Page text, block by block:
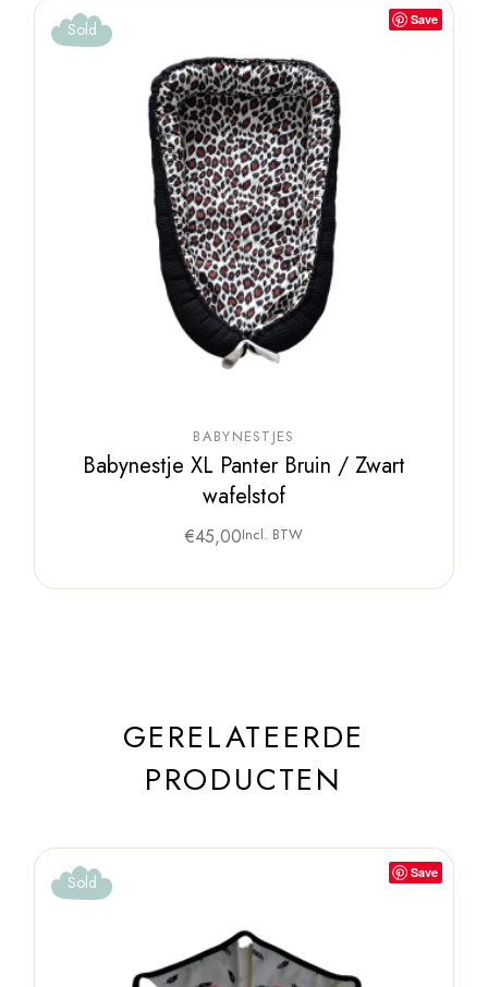
Save
Sold
BABYNESTJES
Babynestje XL Panter Bruin / Zwart
wafelstof
€45,00Incl. BTW
GERELATEERDE
PRODUCTEN
Save
Sold